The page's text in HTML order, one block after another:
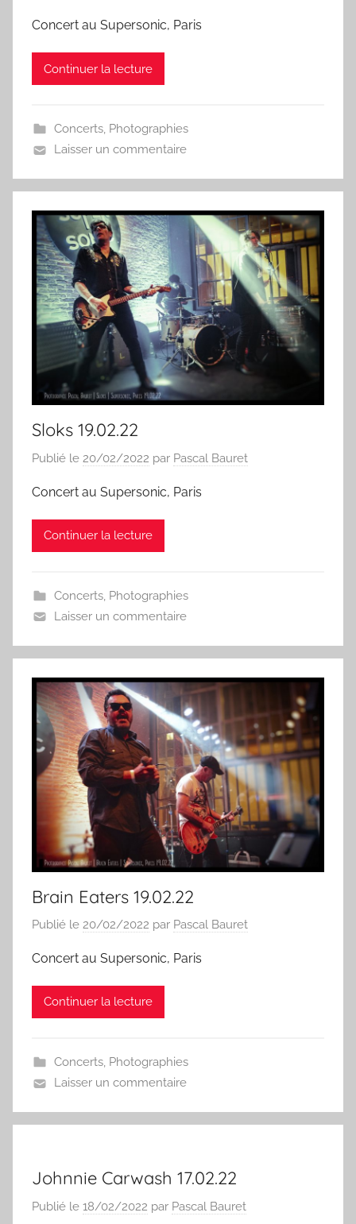
Concert au Supersonic, Paris
Continuer la lecture
Concerts, Photographies
Laisser un commentaire
Sloks 19.02.22
Publié le 20/02/2022 par Pascal Bauret
Concert au Supersonic, Paris
Continuer la lecture
Concerts, Photographies
Laisser un commentaire
Brain Eaters 19.02.22
Publié le 20/02/2022 par Pascal Bauret
Concert au Supersonic, Paris
Continuer la lecture
Concerts, Photographies
Laisser un commentaire
Johnnie Carwash 17.02.22
Publié le 18/02/2022 par Pascal Bauret